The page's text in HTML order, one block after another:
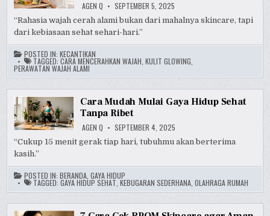
AGEN Q SEPTEMBER 5, 2025
“Rahasia wajah cerah alami bukan dari mahalnya skincare, tapi
dari kebiasaan sehat sehari-hari.”
POSTED IN:KECANTIKAN
TAGGED:CARA MENCERAHKAN WAJAH ,KULIT GLOWING
PERAWATAN WAJAH ALAMI
Cara Mudah Mulai Gaya Hidup Sehat
Tanpa Ribet
AGEN Q SEPTEMBER 4, 2025
“Cukup 15 menit gerak tiap hari, tubuhmu akan berterima
kasih.”
POSTED IN:BERANDA ,GAYA HIDUP
TAGGED:GAYA HIDUP SEHAT ,KEBUGARAN SEDERHANA ,OLAHRAGA RUMAH